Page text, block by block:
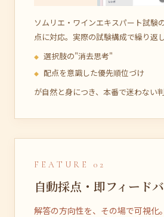
ソムリエ・ワインエキスパート試験
点に対応。実際の試験構成で繰り返
選択肢の"消去思考"
配点を意識した優先順位づけ
が自然と身につき、本番で迷わない
FEATURE 02
自動採点・即フィード
解答の方向性を、その場で可視化。